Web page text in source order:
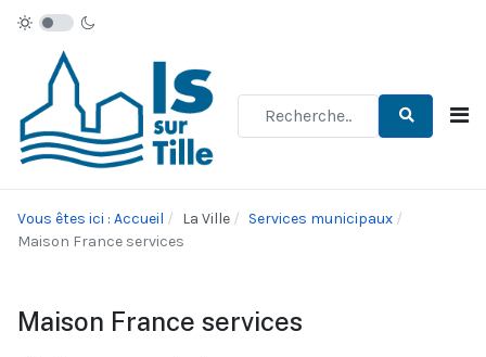
Vous êtes ici : Accueil La Ville
Services municipaux
Maison France services
Maison France services